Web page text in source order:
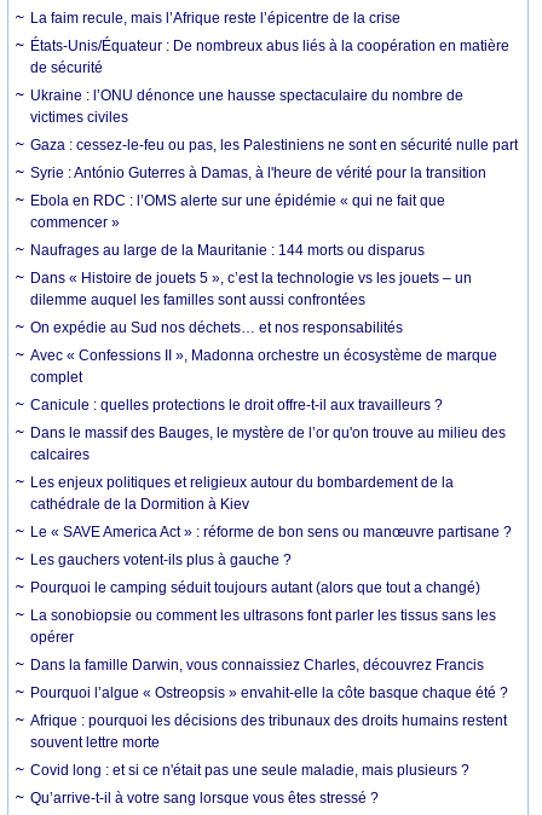
La faim recule, mais l’Afrique reste l’épicentre de la crise
États-Unis/Équateur : De nombreux abus liés à la coopération en matière
de sécurité
Ukraine : l’ONU dénonce une hausse spectaculaire du nombre de
victimes civiles
Gaza : cessez-le-feu ou pas, les Palestiniens ne sont en sécurité nulle part
Syrie : António Guterres à Damas, à l'heure de vérité pour la transition
Ebola en RDC : l’OMS alerte sur une épidémie « qui ne fait que
commencer »
Naufrages au large de la Mauritanie : 144 morts ou disparus
Dans « Histoire de jouets 5 », c’est la technologie vs les jouets – un
dilemme auquel les familles sont aussi confrontées
On expédie au Sud nos déchets… et nos responsabilités
Avec « Confessions II », Madonna orchestre un écosystème de marque
complet
Canicule : quelles protections le droit offre-t-il aux travailleurs ?
Dans le massif des Bauges, le mystère de l’or qu'on trouve au milieu des
calcaires
Les enjeux politiques et religieux autour du bombardement de la
cathédrale de la Dormition à Kiev
Le « SAVE America Act » : réforme de bon sens ou manœuvre partisane ?
Les gauchers votent-ils plus à gauche ?
Pourquoi le camping séduit toujours autant (alors que tout a changé)
La sonobiopsie ou comment les ultrasons font parler les tissus sans les
opérer
Dans la famille Darwin, vous connaissiez Charles, découvrez Francis
Pourquoi l’algue « Ostreopsis » envahit-elle la côte basque chaque été ?
Afrique : pourquoi les décisions des tribunaux des droits humains restent
souvent lettre morte
Covid long : et si ce n'était pas une seule maladie, mais plusieurs ?
Qu’arrive-t-il à votre sang lorsque vous êtes stressé ?